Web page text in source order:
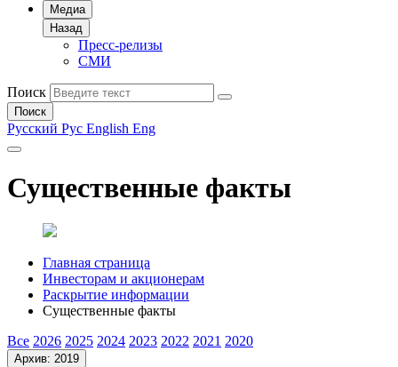
Медиа
Назад
Пресс-релизы
СМИ
Поиск
Поиск
Русский Рус English Eng
Существенные факты
Главная страница
Инвесторам и акционерам
Раскрытие информации
Существенные факты
Все 2026 2025 2024 2023 2022 2021 2020
Архив: 2019